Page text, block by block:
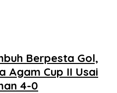
Berpesta Gol,
Agam Cup II Usai
4-0